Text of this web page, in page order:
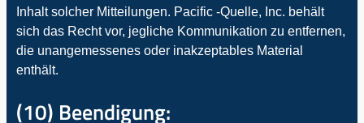
Inhalt solcher Mitteilungen. Pacific -Quelle, Inc. behält
sich das Recht vor, jegliche Kommunikation zu entfernen,
die unangemessenes oder inakzeptables Material
enthält.
(10) Beendigung: